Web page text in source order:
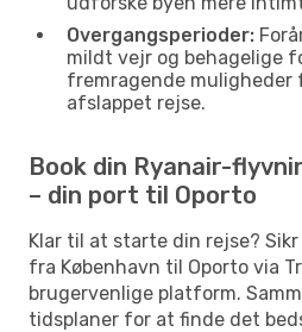
Overgangsperioder:
mildt vejr og behagelige
fremragende muligheder
afslappet rejse.
Book din Ryanair-
– din port til Oporto
Klar til at starte din rejse?
fra København til Oporto via
brugervenlige platform.
tidsplaner for at finde det